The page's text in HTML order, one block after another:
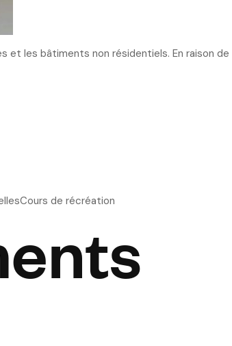
et les bâtiments non résidentiels. En raison de
de récréation